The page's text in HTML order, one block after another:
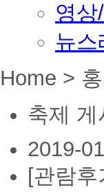
영상
뉴스
Home >
축제 게
2019-
[관람